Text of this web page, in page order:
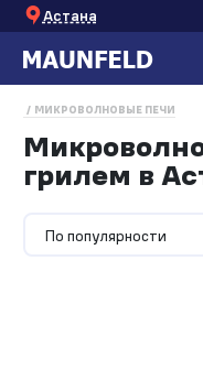
Астана
МИКРОВОЛНОВЫЕ ПЕЧИ
грилем в
По популярности